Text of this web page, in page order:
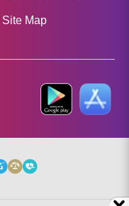
Site Map